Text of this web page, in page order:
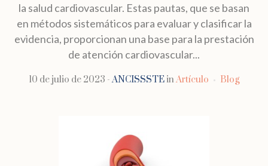
la salud cardiovascular. Estas pautas, que se basan
en métodos sistemáticos para evaluar y clasificar la
evidencia, proporcionan una base para la prestación
de atención cardiovascular...
10 de julio de 2023 ANCISSSTEin Artículo Blog